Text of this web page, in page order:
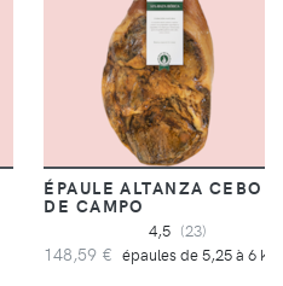
ÉPAULE ALTANZA CEBO
DE CAMPO
4,5 (23)
148,59 € épaules de 5,25 à 6 kg